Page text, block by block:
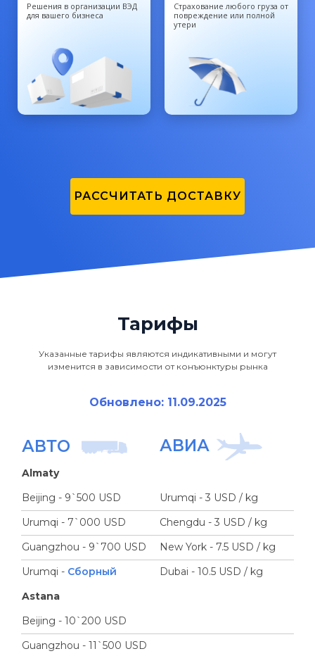
Решения в организации ВЭД
для вашего бизнеса
Cтрахование любого груза от
повреждение или полной
утери
РАССЧИТАТЬ ДОСТАВКУ
Тарифы
Указанные тарифы являются индикативными и могут
изменится в зависимости от конъюнктуры рынка
Обновлено: 11.09.2025
АВТО АВИА
Almaty
Beijing - 9`500 USD
Urumqi - 3 USD / kg
Urumqi - 7`000 USD
Chengdu - 3 USD / kg
Guangzhou - 9`700 USD
New York - 7.5 USD / kg
Urumqi - Сборный
Dubai - 10.5 USD / kg
Astana
Beijing - 10`200 USD
Guangzhou - 11`500 USD